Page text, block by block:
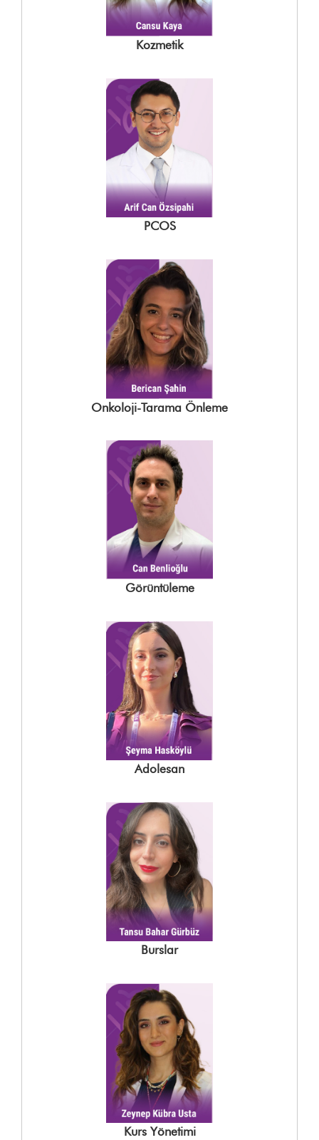
Kozmetik
PCOS
Onkoloji-Tarama Önleme
Görüntüleme
Adolesan
Burslar
Kurs Yönetimi